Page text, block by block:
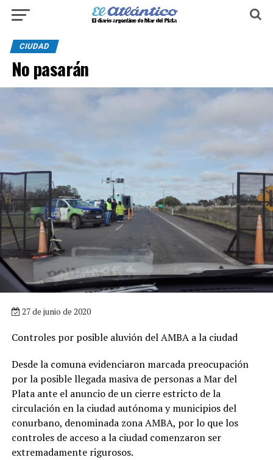
CIUDAD
No pasarán
27 de junio de 2020
Controles por posible aluvión del AMBA a la ciudad
Desde la comuna evidenciaron marcada preocupación
por la posible llegada masiva de personas a Mar del
Plata ante el anuncio de un cierre estricto de la
circulación en la ciudad autónoma y municipios del
conurbano, denominada zona AMBA, por lo que los
controles de acceso a la ciudad comenzaron ser
extremadamente rigurosos.